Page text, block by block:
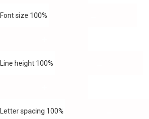
Font size 100%
Line height 100%
Letter spacing 100%